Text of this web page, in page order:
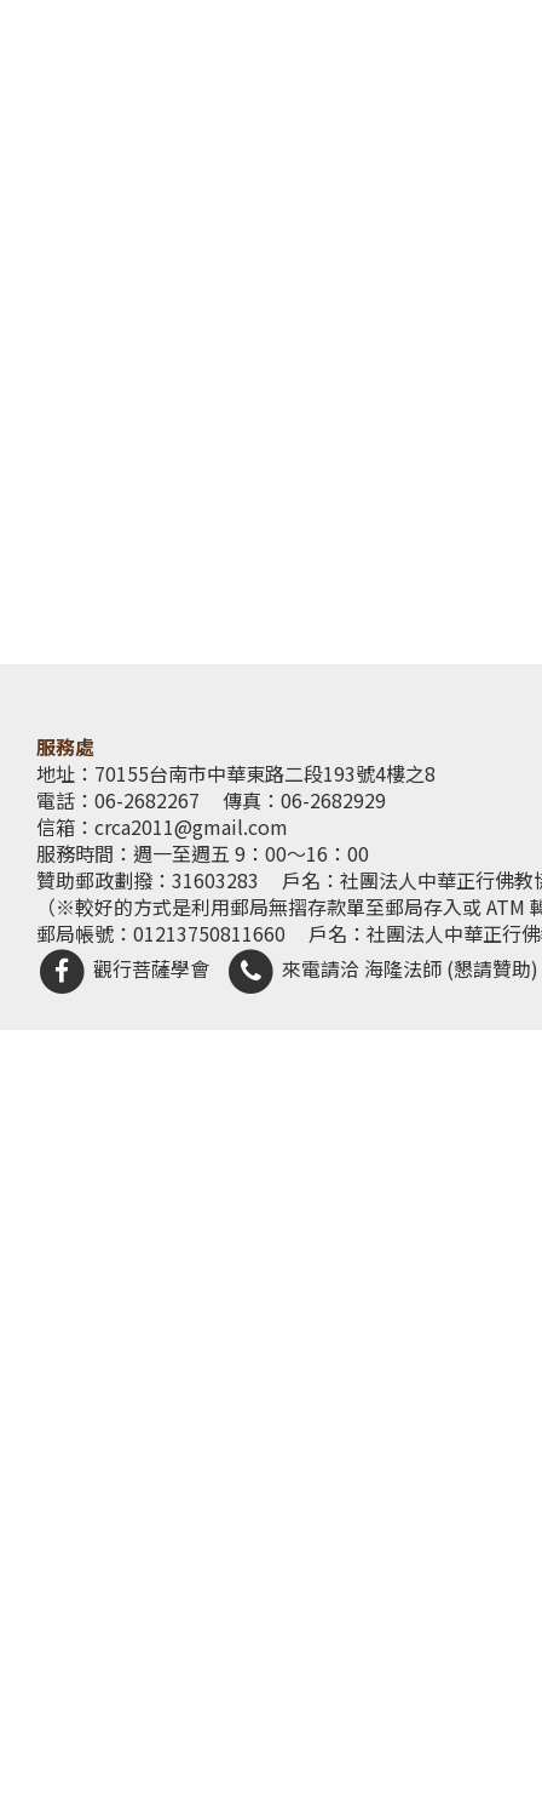
服務處
地址：70155台南市中華東路二段193號4樓之8
電話：06-2682267
傳真：06-2682929
信箱： crca2011@gmail.com
服務時間：週一至週五 9：00～16：00
贊助郵政劃撥：31603283
戶名：社團法人中華正行佛教
（※較好的方式是利用郵局無摺存款單至郵局存入或 ATM
郵局帳號：01213750811660
戶名：社團法人中華正行
觀行菩薩學會
來電請洽 海隆法師 (懇請贊助)